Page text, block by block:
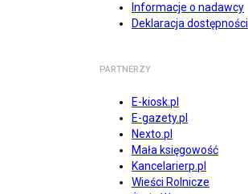
Informacje o nadawcy
Deklaracja dostępności
PARTNERZY
E-kiosk.pl
E-gazety.pl
Nexto.pl
Mała księgowość
Kancelarierp.pl
Wieści Rolnicze